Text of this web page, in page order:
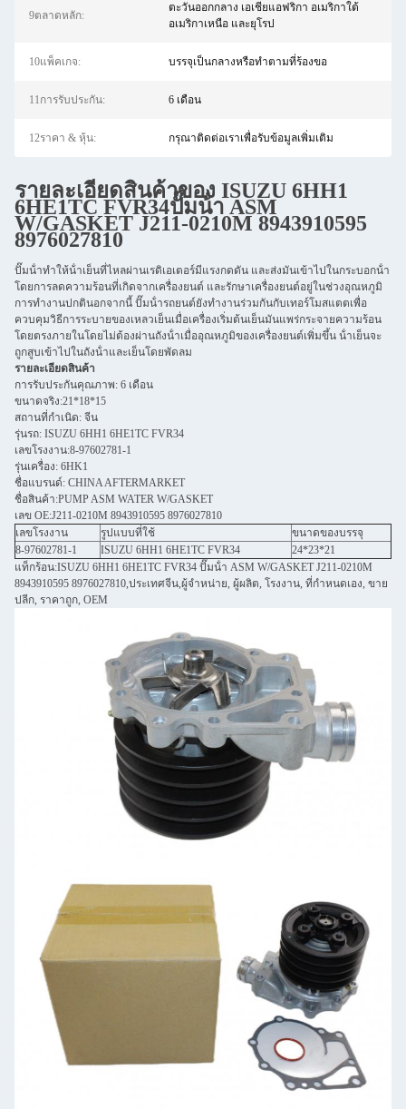
9ตลาดหลัก:
ตะวันออกกลาง เอเชียแอฟริกา อเมริกาใต้
อเมริกาเหนือ และยุโรป
10แพ็คเกจ: บรรจุเป็นกลางหรือทำตามที่ร้องขอ
11การรับประกัน: 6 เดือน
12ราคา & หุ้น: กรุณาติดต่อเราเพื่อรับข้อมูลเพิ่มเติม
รายละเอียดสินค้าของ ISUZU 6HH1
6HE1TC FVR34ปั๊มน้ํา ASM
W/GASKET J211-0210M 8943910595
8976027810
ปั๊มน้ําทําให้น้ําเย็นที่ไหลผ่านเรดิเอเตอร์มีแรงกดดัน และส่งมันเข้าไปในกระบอกน้ํา
โดยการลดความร้อนที่เกิดจากเครื่องยนต์ และรักษาเครื่องยนต์อยู่ในช่วงอุณหภูมิ
การทํางานปกตินอกจากนี้ ปั๊มน้ํารถยนต์ยังทํางานร่วมกันกับเทอร์โมสแตตเพื่อ
ควบคุมวิธีการระบายของเหลวเย็นเมื่อเครื่องเริ่มต้นเย็นมันแพร่กระจายความร้อน
โดยตรงภายในโดยไม่ต้องผ่านถังน้ําเมื่ออุณหภูมิของเครื่องยนต์เพิ่มขึ้น น้ําเย็นจะ
ถูกสูบเข้าไปในถังน้ําและเย็นโดยพัดลม
รายละเอียดสินค้า
การรับประกันคุณภาพ: 6 เดือน
ขนาดจริง:21*18*15
สถานที่กําเนิด: จีน
รุ่นรถ: ISUZU 6HH1 6HE1TC FVR34
เลขโรงงาน:8-97602781-1
รุ่นเครื่อง: 6HK1
ชื่อแบรนด์: CHINA AFTERMARKET
ชื่อสินค้า:PUMP ASM WATER W/GASKET
เลข OE:J211-0210M 8943910595 8976027810
เลขโรงงาน
รูปแบบที่ใช้
ขนาดของบรรจุ
8-97602781-1
ISUZU 6HH1 6HE1TC FVR34
24*23*21
แท็กร้อน:ISUZU 6HH1 6HE1TC FVR34 ปั๊มน้ํา ASM W/GASKET J211-0210M
8943910595 8976027810,ประเทศจีน,ผู้จําหน่าย, ผู้ผลิต, โรงงาน, ที่กําหนดเอง, ขาย
ปลีก, ราคาถูก, OEM